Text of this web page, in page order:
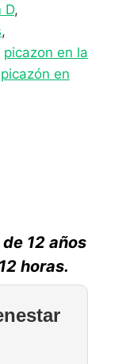
D,
,
picazon en la
picazón en
12 años
horas.